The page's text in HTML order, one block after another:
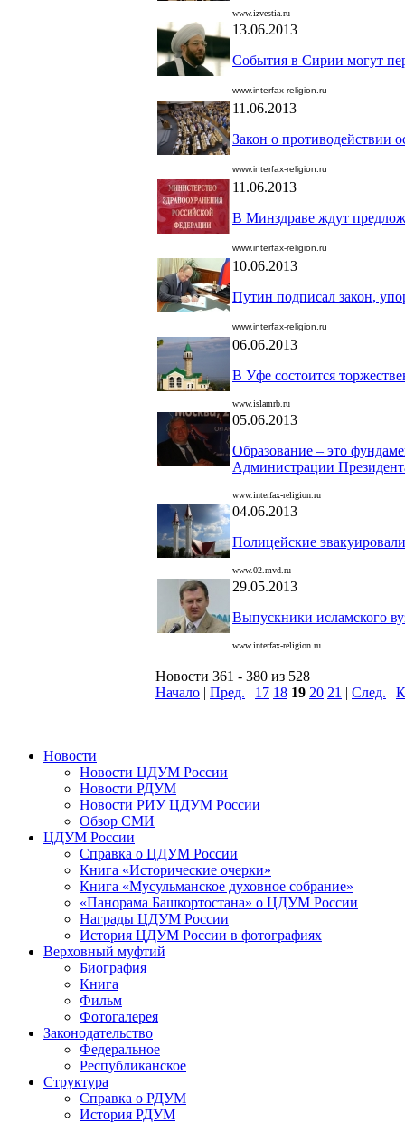
www.izvestia.ru
13.06.2013
События в Сирии могут
www.interfax-religion.ru
11.06.2013
Закон о противодействии
www.interfax-religion.ru
11.06.2013
В Минздраве ждут
www.interfax-religion.ru
10.06.2013
Путин подписал закон,
www.interfax-religion.ru
06.06.2013
В Уфе состоится
www.islamrb.ru
05.06.2013
Образование – это
Администрации
www.interfax-religion.ru
04.06.2013
Полицейские
www.02.mvd.ru
29.05.2013
Выпускники исламского
www.interfax-religion.ru
Новости 361 - 380 из 528
Начало | Пред. | 17 18 19 20 21 | След. |
Новости
Новости ЦДУМ России
Новости РДУМ
Новости РИУ ЦДУМ России
Обзор СМИ
ЦДУМ России
Справка о ЦДУМ России
Книга «Исторические очерки»
Книга «Мусульманское духовное собрание»
«Панорама Башкортостана» о ЦДУМ России
Награды ЦДУМ России
История ЦДУМ России в фотографиях
Верховный муфтий
Биография
Книга
Фильм
Фотогалерея
Законодательство
Федеральное
Республиканское
Структура
Справка о РДУМ
История РДУМ